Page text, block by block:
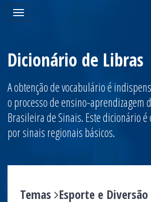
Toggle
navigation
Dicionário de Libras
A obtenção de vocabulário é
o processo de ensino-aprendizagem
Brasileira de Sinais. Este dicionário
por sinais regionais básicos.
Temas Esporte e Diversão